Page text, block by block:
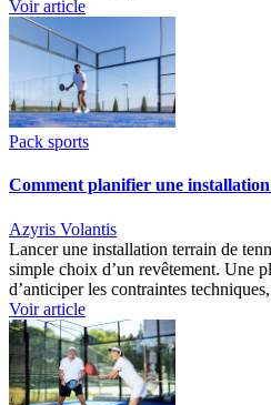
Voir article
Pack sports
Comment planifier une
Azyris Volantis
Lancer une installation terrain de
simple choix d’un revêtement. Une
d’anticiper les contraintes
Voir article